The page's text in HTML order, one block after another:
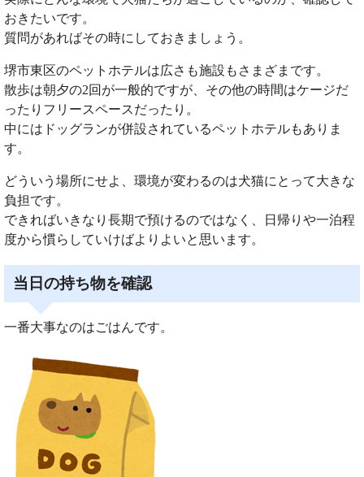
おきたいです。
質問があればその時にしておきましょう。
堺市東区のペットホテルは広さも施設もさまざまです。
散歩は朝夕の2回が一般的ですが、その他の時間はケージだ
ったりフリースペースだったり。
中にはドッグランが併設されているペットホテルもありま
す。
どういう場所にせよ、環境が変わるのは犬猫にとって大きな
負担です。
できればいきなり長期で預けるのではなく、日帰りや一泊程
度から慣らしていけばよりよいと思います。
当日の持ち物を確認
一番大事なのはごはんです。